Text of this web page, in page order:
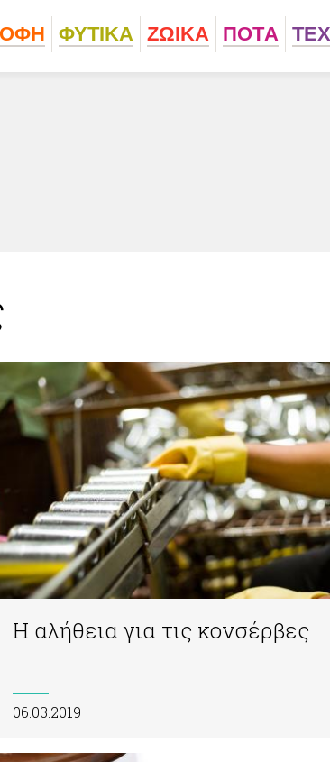
ΦΥΤΙΚA ΖΩΙΚA ΠΟΤA
Η αλήθεια για τις κονσέρβες
06.03.2019